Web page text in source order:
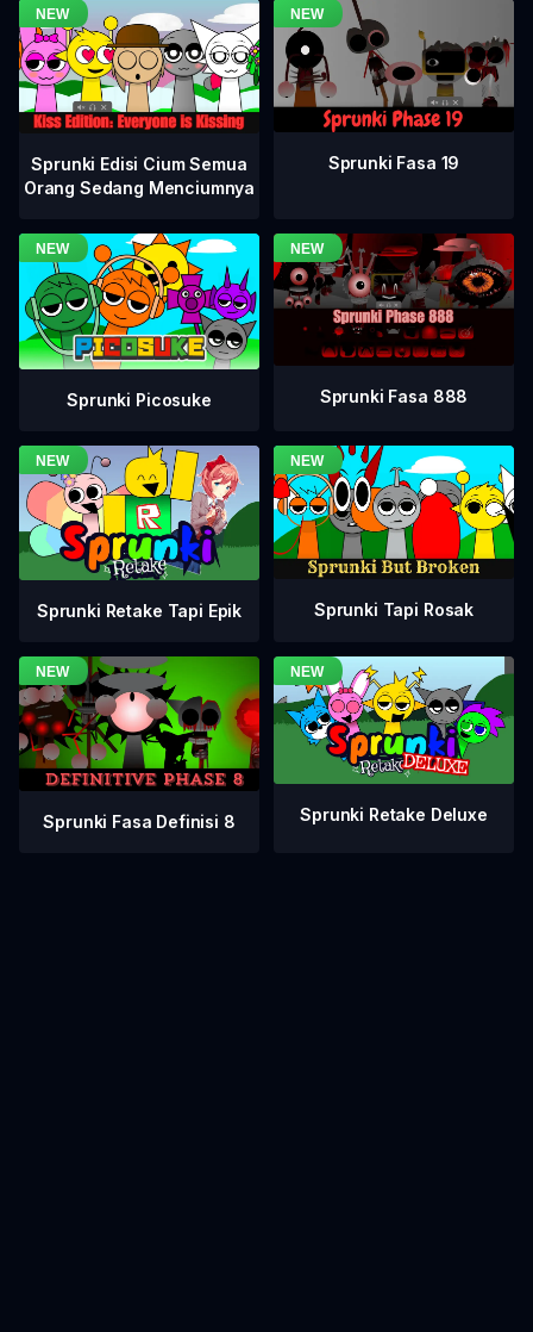
Sprunki Edisi Cium Semua
Orang Sedang Menciumnya
Sprunki Fasa 19
Sprunki Picosuke Sprunki Fasa 888
Sprunki Retake Tapi Epik Sprunki Tapi Rosak
Sprunki Fasa Definisi 8 Sprunki Retake Deluxe